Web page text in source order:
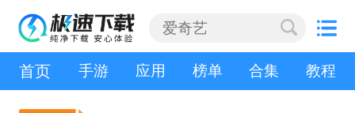
首页 手游 应用 榜单 合集 教程